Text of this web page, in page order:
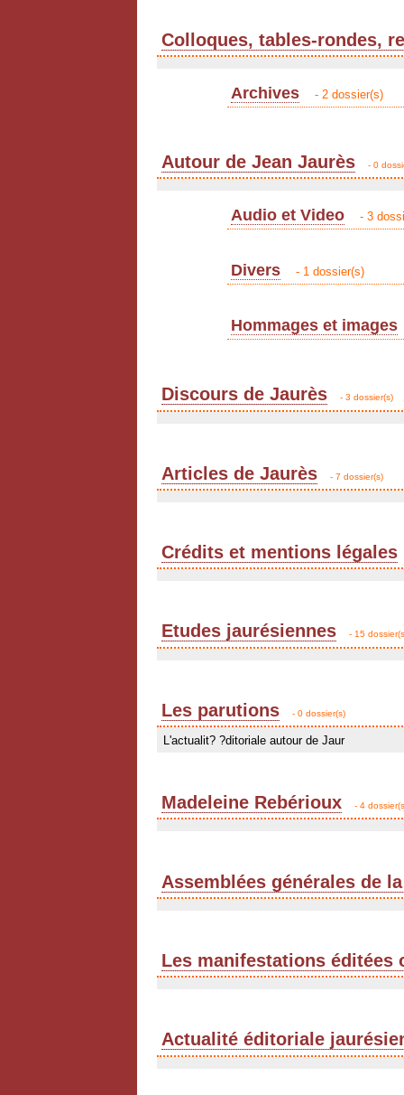
Colloques, tables-rondes,
Archives - 2 dossier(s)
Autour de Jean Jaurès - 0
Audio et Video - 3
Divers - 1 dossier(s)
Hommages et images
Discours de Jaurès - 3 dossier(s)
Articles de Jaurès - 7 dossier(s)
Crédits et mentions légales
Etudes jaurésiennes - 15
Les parutions - 0 dossier(s)
L'actualit? ?ditoriale autour de Jaur
Madeleine Rebérioux - 4
Assemblées générales de
Les manifestations éditées
Actualité éditoriale